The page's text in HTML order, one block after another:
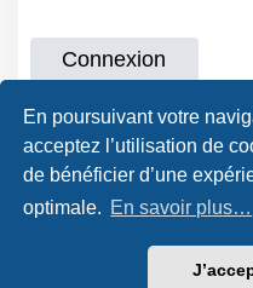
En poursuivant votre
acceptez l’utilisation de
de bénéficier d’une
optimale. En savoir plus…
POLITIQUE